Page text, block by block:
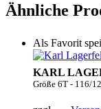
Ähnliche
Als Favorit
KARL
Größe 6T - 116/